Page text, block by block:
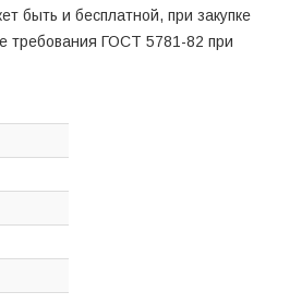
быть и бесплатной, при закупке
требования ГОСТ 5781-82 при